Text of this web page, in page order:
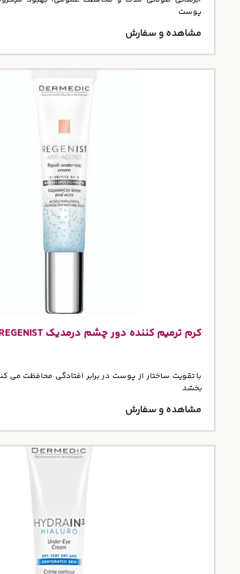
پوست
مشاهده و سفارش
کرم ترمیم کننده دور چشم درمدیک REGENIST
با تقویت ساختار از پوست در برابر افتادگی محافظت می
بخشد
مشاهده و سفارش